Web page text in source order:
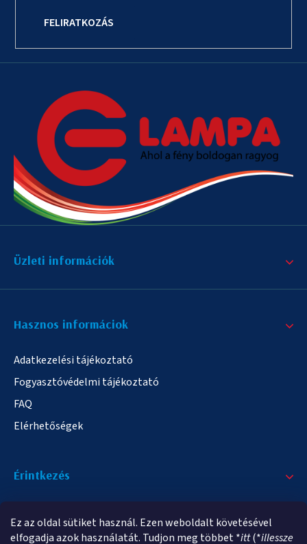
Ez az oldal sütiket használ. Ezen weboldalt követésével
elfogadja azok használatát. Tudjon meg többet *itt(*illessze
FELIRATKOZÁS
Üzleti információk
Hasznos informáciok
Adatkezelési tájékoztató
Fogyasztóvédelmi tájékoztató
FAQ
Elérhetőségek
Érintkezés
info@elampa.hu